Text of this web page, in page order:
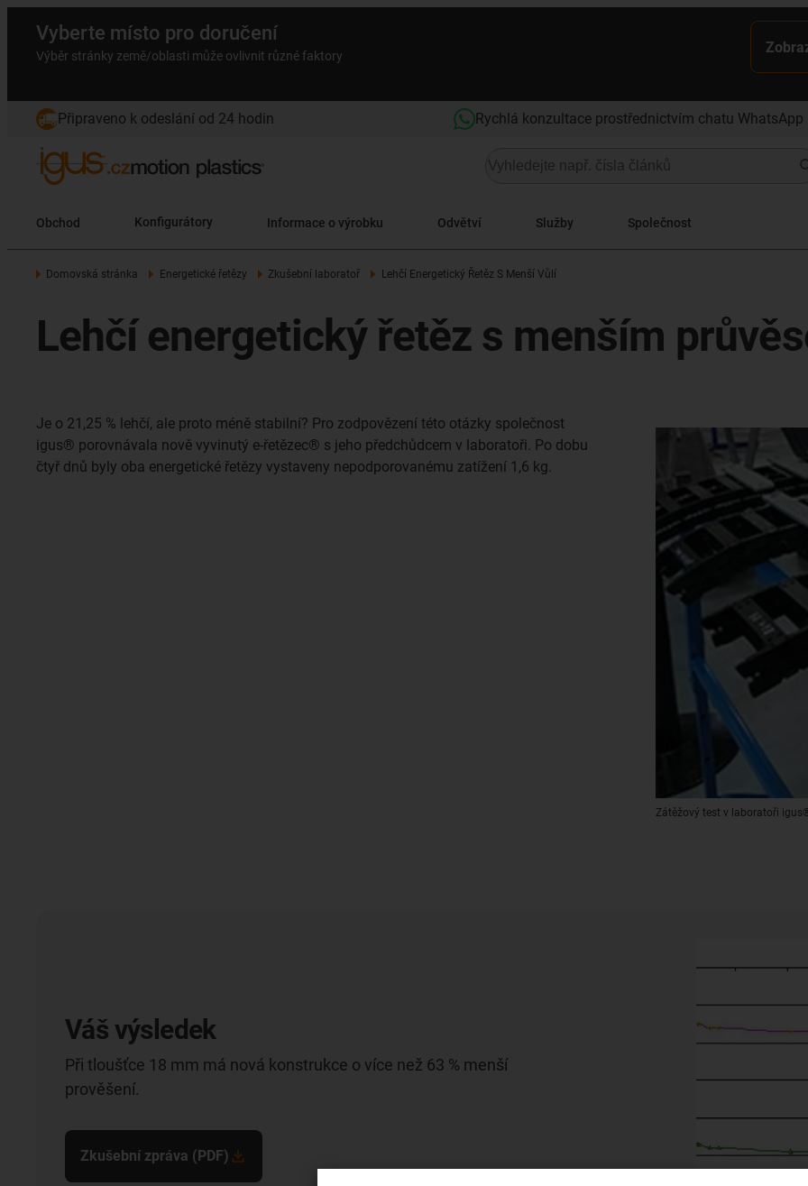
Vyberte místo pro doručení
Výběr stránky země/oblasti může ovlivnit různé faktory
Připraveno k odeslání od 24 hodin Rychlá konzultace prostřednictvím chatu WhatsApp
Obchod Konfigurátory Informace o výrobku Odvětví Služby Společnost
Domovská stránka Energetické řetězy Zkušební laboratoř Lehčí Energetický Řetěz S Menší Vůlí
Lehčí energetický řetěz s menším
Zátěžový test v laboratoři
Je o 21,25 % lehčí, ale proto méně stabilní? Pro zodpovězení této otázky společnost
igus® porovnávala nově vyvinutý e-řetězec® s jeho předchůdcem v laboratoři. Po dobu
čtyř dnů byly oba energetické řetězy vystaveny nepodporovanému zatížení 1,6 kg.
Váš výsledek
Při tloušťce 18 mm má nová konstrukce o více než 63 % menší
prověšení.
Zkušební zpráva (PDF)